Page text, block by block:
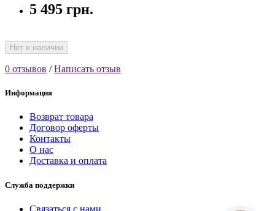
5 495 грн.
Нет в наличии
0 отзывов /Написать отзыв
Информация
Возврат товара
Договор оферты
Контакты
О нас
Доставка и оплата
Служба поддержки
Связаться с нами